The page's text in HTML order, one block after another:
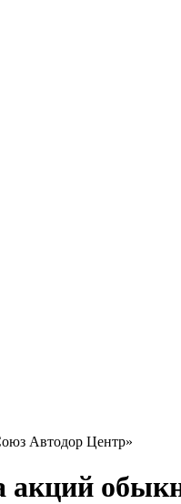
Автодор Центр»